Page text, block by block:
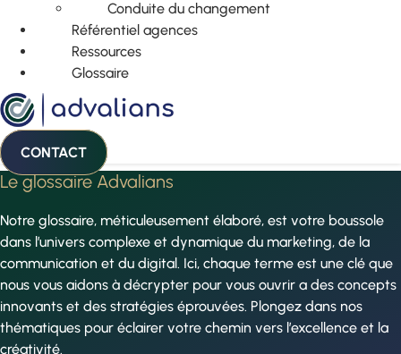
Conduite du changement
Référentiel agences
Ressources
Glossaire
CONTACT
Le glossaire Advalians
Notre glossaire, méticuleusement élaboré, est votre boussole
dans l’univers complexe et dynamique du marketing, de la
communication et du digital. Ici, chaque terme est une clé que
nous vous aidons à décrypter pour vous ouvrir a des concepts
innovants et des stratégies éprouvées. Plongez dans nos
thématiques pour éclairer votre chemin vers l’excellence et la
créativité.